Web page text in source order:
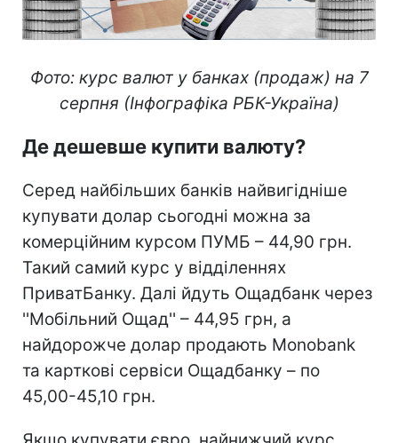
Фото: курс валют у банках (продаж) на 7
серпня (Інфографіка РБК-Україна)
Де дешевше купити валюту?
Серед найбільших банків найвигідніше
купувати долар сьогодні можна за
комерційним курсом ПУМБ – 44,90 грн.
Такий самий курс у відділеннях
ПриватБанку. Далі йдуть Ощадбанк через
''Мобільний Ощад'' – 44,95 грн, а
найдорожче долар продають Monobank
та карткові сервіси Ощадбанку – по
45,00-45,10 грн.